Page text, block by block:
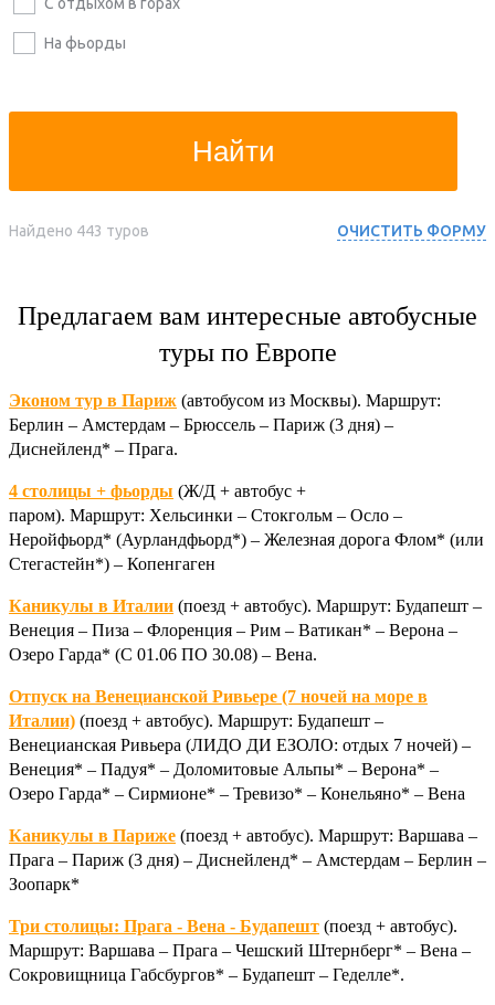
С отдыхом в горах
На фьорды
Найти
Найдено 443 туров ОЧИСТИТЬ ФОРМУ
Предлагаем вам интересные автобусные
туры по Европе
Эконом тур в Париж (автобусом из Москвы). Маршрут:
Берлин – Амстердам – Брюссель – Париж (3 дня) –
Диснейленд* – Прага.
4 столицы + фьорды (Ж/Д + автобус +
паром). Маршрут: Хельсинки – Стокгольм – Осло –
Неройфьорд* (Аурландфьорд*) – Железная дорога Флом* (или
Стегастейн*) – Копенгаген
Каникулы в Италии (поезд + автобус). Маршрут: Будапешт –
Венеция – Пиза – Флоренция – Рим – Ватикан* – Верона –
Озеро Гарда* (С 01.06 ПО 30.08) – Вена.
Отпуск на Венецианской Ривьере (7 ночей на море в
Италии) (поезд + автобус). Маршрут: Будапешт –
Венецианская Ривьера (ЛИДО ДИ ЕЗОЛО: отдых 7 ночей) –
Венеция* – Падуя* – Доломитовые Альпы* – Верона* –
Озеро Гарда* – Сирмионе* – Тревизо* – Конельяно* – Вена
Каникулы в Париже (поезд + автобус). Маршрут: Варшава –
Прага – Париж (3 дня) – Диснейленд* – Амстердам – Берлин –
Зоопарк*
Три столицы: Прага - Вена - Будапешт (поезд + автобус).
Маршрут: Варшава – Прага – Чешский Штернберг* – Вена –
Сокровищница Габсбургов* – Будапешт – Геделле*.